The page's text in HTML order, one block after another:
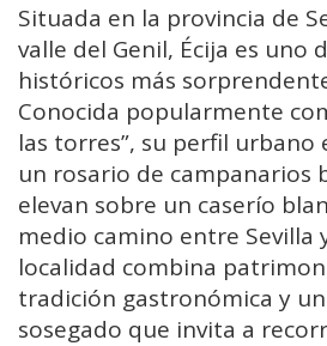
Situada en la provincia de
valle del Genil, Écija es uno
históricos más
Conocida popularmente
las torres”, su perfil
un rosario de campanarios
elevan sobre un caserío
medio camino entre Sevilla
localidad combina
tradición gastronómica y
sosegado que invita a